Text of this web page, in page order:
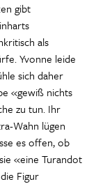
gibt
als
Yvonne leide
sich daher
«gewiß nichts
zu tun. Ihr
Wahn lügen
es offen, ob
«eine Turandot
Figur